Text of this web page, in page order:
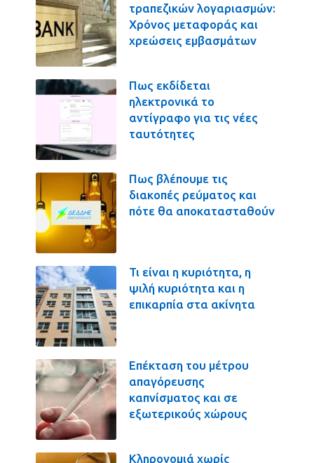
τραπεζικών λογαριασμών:
Χρόνος μεταφοράς και
χρεώσεις εμβασμάτων
Πως εκδίδεται
ηλεκτρονικά το
αντίγραφο για τις νέες
ταυτότητες
Πως βλέπουμε τις
διακοπές ρεύματος και
πότε θα αποκατασταθούν
Τι είναι η κυριότητα, η
ψιλή κυριότητα και η
επικαρπία στα ακίνητα
Επέκταση του μέτρου
απαγόρευσης
καπνίσματος και σε
εξωτερικούς χώρους
Κληρονομιά χωρίς